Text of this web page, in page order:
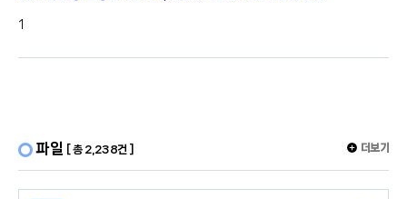
1
파일 [ 총 2,238건 ] 더보기